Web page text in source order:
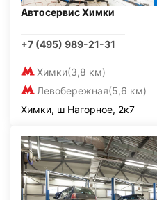
Автосервис Химки
+7 (495) 989-21-31
Химки(3,8 км)
Левобережная(5,6 км)
Химки, ш Нагорное, 2к7